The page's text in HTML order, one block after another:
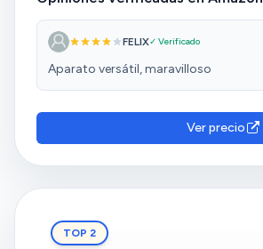
FELIX✓ Verificado
Aparato versátil, maravilloso
Ver precio
TOP 2